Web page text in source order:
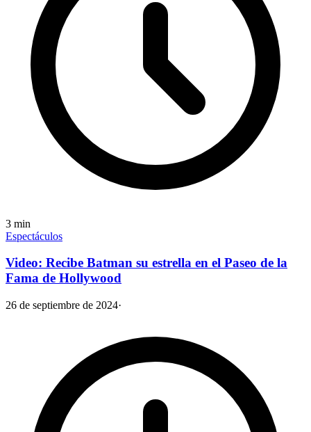
3 min
Espectáculos
Video: Recibe Batman su estrella en el Paseo de la
Fama de Hollywood
26 de septiembre de 2024·